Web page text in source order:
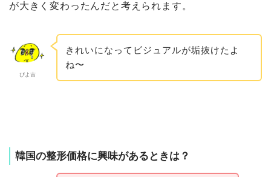
が大きく変わったんだと考えられます。
ぴよ吉
きれいになってビジュアルが垢抜けたよ
ね〜
韓国の整形価格に興味があるときは？